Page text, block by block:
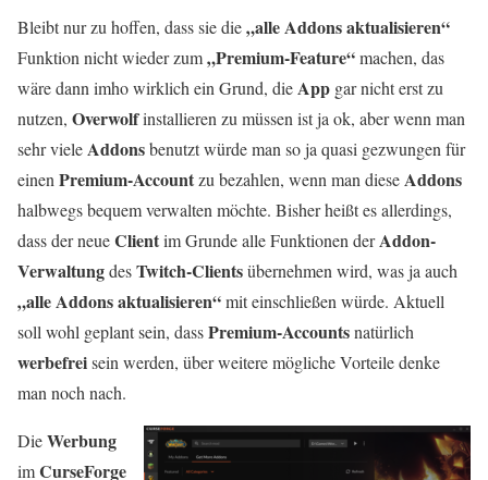
Bleibt nur zu hoffen, dass sie die„alle Addons aktualisieren“
Funktion nicht wieder zum„Premium-Feature“machen, das
wäre dann imho wirklich ein Grund, dieApp gar nicht erst zu
nutzen, Overwolfinstallieren zu müssen ist ja ok, aber wenn man
sehr vieleAddonsbenutzt würde man so ja quasi gezwungen für
einen Premium-Accountzu bezahlen, wenn man dieseAddons
halbwegs bequem verwalten möchte. Bisher heißt es allerdings,
dass der neueClientim Grunde alle Funktionen derAddon-
VerwaltungdesTwitch-Clientsübernehmen wird, was ja auch
„alle Addons aktualisieren“mit einschließen würde. Aktuell
soll wohl geplant sein, dassPremium-Accountsnatürlich
werbefreisein werden, über weitere mögliche Vorteile denke
man noch nach.
DieWerbung
imCurseForge